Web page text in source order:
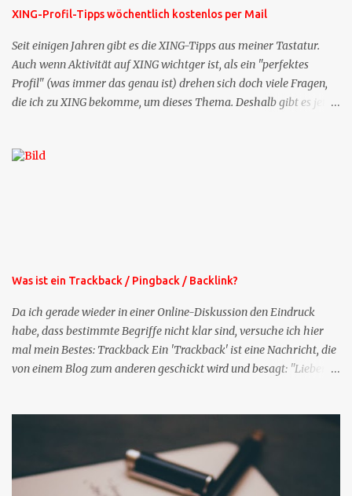
XING-Profil-Tipps wöchentlich kostenlos per Mail
Seit einigen Jahren gibt es die XING-Tipps aus meiner Tastatur.
Auch wenn Aktivität auf XING wichtger ist, als ein "perfektes
Profil" (was immer das genau ist) drehen sich doch viele Fragen,
die ich zu XING bekomme, um dieses Thema. Deshalb gibt es jetzt
bekommen Sie kostenlos eine weitere Folge. Die Startsequenz ist 16
Was ist ein Trackback / Pingback / Backlink?
Da ich gerade wieder in einer Online-Diskussion den Eindruck
habe, dass bestimmte Begriffe nicht klar sind, versuche ich hier
mal mein Bestes: Trackback Ein 'Trackback' ist eine Nachricht, die
von einem Blog zum anderen geschickt wird und besagt: "Lieber
was ich zu deinem Inhalt zu sagen hatte." Diese
Nachrichtenfunktion wird 'angestoßen' in dem 'mein' Blog an die
'TrackbackURL' des Anderen einen 'Ping' schickt, d.h. ein paar